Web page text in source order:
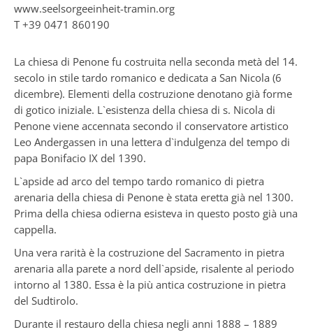
www.seelsorgeeinheit-tramin.org
T +39 0471 860190
La chiesa di Penone fu costruita nella seconda metà del 14.
secolo in stile tardo romanico e dedicata a San Nicola (6
dicembre). Elementi della costruzione denotano già forme
di gotico iniziale. L`esistenza della chiesa di s. Nicola di
Penone viene accennata secondo il conservatore artistico
Leo Andergassen in una lettera d`indulgenza del tempo di
papa Bonifacio IX del 1390.
L`apside ad arco del tempo tardo romanico di pietra
arenaria della chiesa di Penone è stata eretta già nel 1300.
Prima della chiesa odierna esisteva in questo posto già una
cappella.
Una vera rarità è la costruzione del Sacramento in pietra
arenaria alla parete a nord dell`apside, risalente al periodo
intorno al 1380. Essa è la più antica costruzione in pietra
del Sudtirolo.
Durante il restauro della chiesa negli anni 1888 – 1889